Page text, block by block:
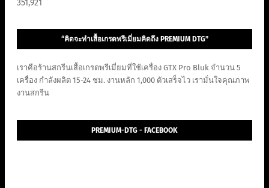
351,921
“คิดจะทำเสื้อเกรดพรีเมี่ยมคิดถึง PREMIUM DTG”
เราคือร้านสกรีนเสื้อเกรดพรีเมี่ยมที่ใช้เครื่อง GTX Pro Bluk จำนวน 5
เครื่อง กำลังผลิต 15-24 ชม. งานหลัก 1,000 ตัวเสร็จไว เรามั่นใจคุณภาพ
งานสกรีน
PREMIUM-DTG - FACEBOOK